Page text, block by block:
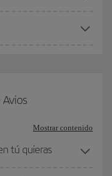
Mostrar contenido
tú quieras